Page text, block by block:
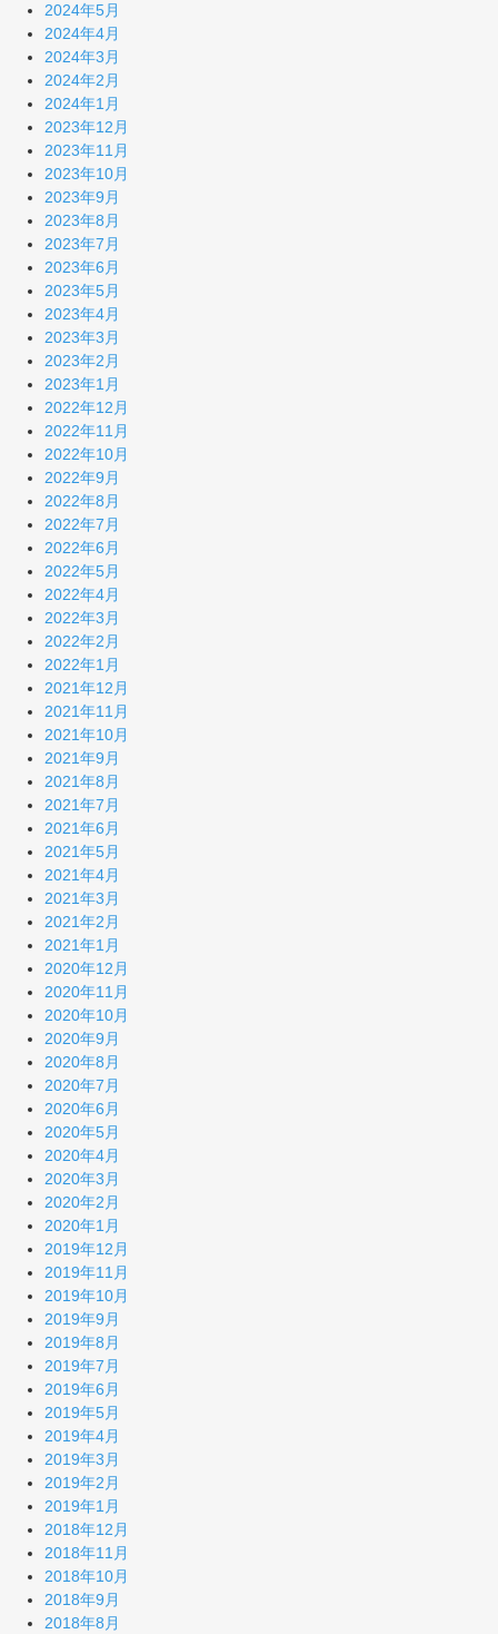
2024年5月
2024年4月
2024年3月
2024年2月
2024年1月
2023年12月
2023年11月
2023年10月
2023年9月
2023年8月
2023年7月
2023年6月
2023年5月
2023年4月
2023年3月
2023年2月
2023年1月
2022年12月
2022年11月
2022年10月
2022年9月
2022年8月
2022年7月
2022年6月
2022年5月
2022年4月
2022年3月
2022年2月
2022年1月
2021年12月
2021年11月
2021年10月
2021年9月
2021年8月
2021年7月
2021年6月
2021年5月
2021年4月
2021年3月
2021年2月
2021年1月
2020年12月
2020年11月
2020年10月
2020年9月
2020年8月
2020年7月
2020年6月
2020年5月
2020年4月
2020年3月
2020年2月
2020年1月
2019年12月
2019年11月
2019年10月
2019年9月
2019年8月
2019年7月
2019年6月
2019年5月
2019年4月
2019年3月
2019年2月
2019年1月
2018年12月
2018年11月
2018年10月
2018年9月
2018年8月